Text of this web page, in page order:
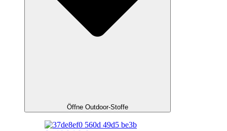
Öffne Outdoor-Stoffe